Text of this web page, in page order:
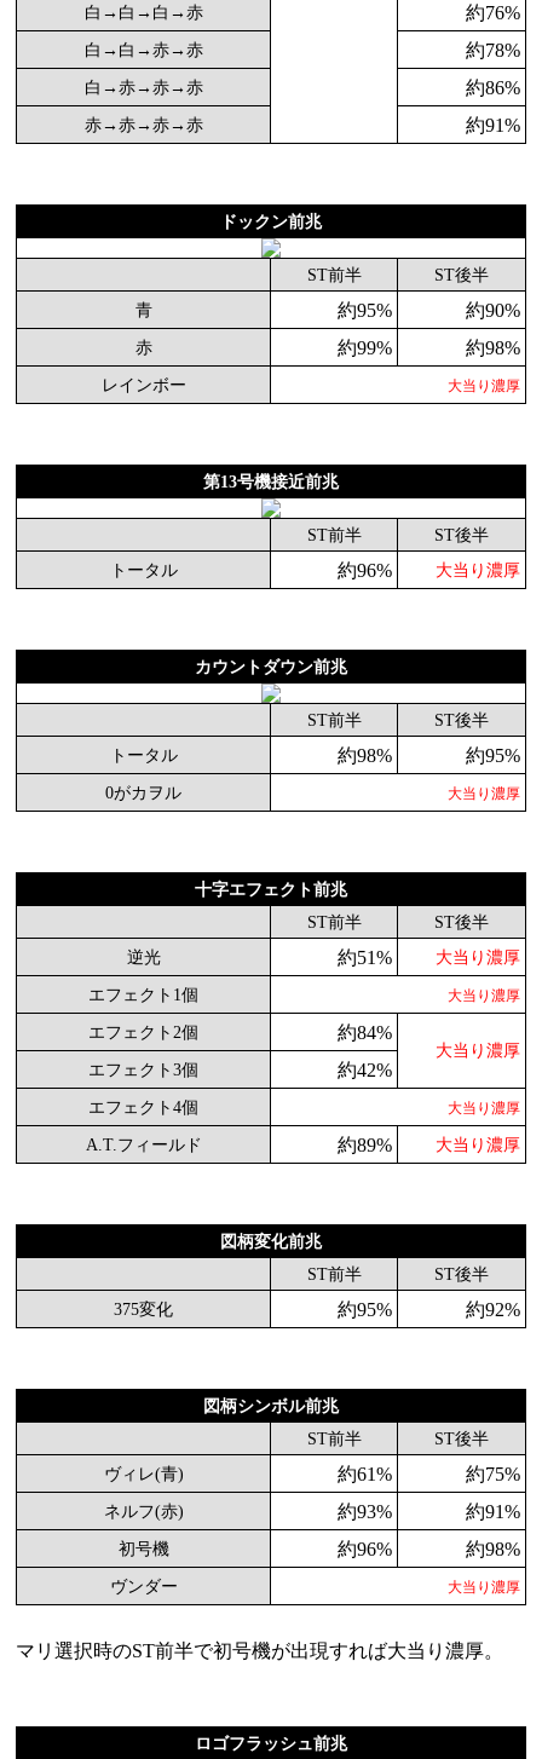
白→白→白→赤 約76%
白→白→赤→赤 約78%
白→赤→赤→赤 約86%
赤→赤→赤→赤 約91%
ドックン前兆
ST前半
ST後半
青
約95% 約90%
赤 約99% 約98%
レインボー 大当り濃厚
第13号機接近前兆
ST前半
ST後半
トータル
約96% 大当り濃厚
カウントダウン前兆
ST前半
ST後半
トータル
約98% 約95%
0がカヲル 大当り濃厚
十字エフェクト前兆
ST前半
ST後半
逆光
約51% 大当り濃厚
エフェクト1個 大当り濃厚
エフェクト2個 約84%
大当り濃厚
エフェクト3個
約42%
エフェクト4個 大当り濃厚
A.T.フィールド 約89% 大当り濃厚
図柄変化前兆
ST前半
ST後半
375変化
約95% 約92%
図柄シンボル前兆
ST前半
ST後半
ヴィレ(青)
約61% 約75%
ネルフ(赤) 約93% 約91%
初号機 約96% 約98%
ヴンダー 大当り濃厚
マリ選択時のST前半で初号機が出現すれば大当り濃厚。
ロゴフラッシュ前兆